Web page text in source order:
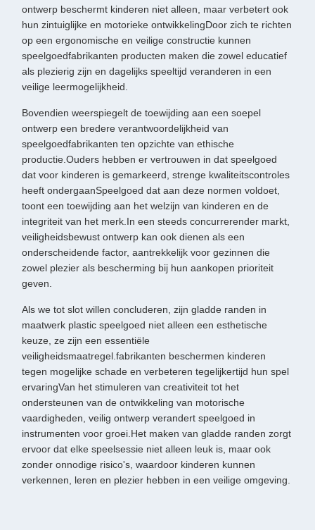
ontwerp beschermt kinderen niet alleen, maar verbetert ook
hun zintuiglijke en motorieke ontwikkelingDoor zich te richten
op een ergonomische en veilige constructie kunnen
speelgoedfabrikanten producten maken die zowel educatief
als plezierig zijn en dagelijks speeltijd veranderen in een
veilige leermogelijkheid.
Bovendien weerspiegelt de toewijding aan een soepel
ontwerp een bredere verantwoordelijkheid van
speelgoedfabrikanten ten opzichte van ethische
productie.Ouders hebben er vertrouwen in dat speelgoed
dat voor kinderen is gemarkeerd, strenge kwaliteitscontroles
heeft ondergaanSpeelgoed dat aan deze normen voldoet,
toont een toewijding aan het welzijn van kinderen en de
integriteit van het merk.In een steeds concurrerender markt,
veiligheidsbewust ontwerp kan ook dienen als een
onderscheidende factor, aantrekkelijk voor gezinnen die
zowel plezier als bescherming bij hun aankopen prioriteit
geven.
Als we tot slot willen concluderen, zijn gladde randen in
maatwerk plastic speelgoed niet alleen een esthetische
keuze, ze zijn een essentiële
veiligheidsmaatregel.fabrikanten beschermen kinderen
tegen mogelijke schade en verbeteren tegelijkertijd hun spel
ervaringVan het stimuleren van creativiteit tot het
ondersteunen van de ontwikkeling van motorische
vaardigheden, veilig ontwerp verandert speelgoed in
instrumenten voor groei.Het maken van gladde randen zorgt
ervoor dat elke speelsessie niet alleen leuk is, maar ook
zonder onnodige risico's, waardoor kinderen kunnen
verkennen, leren en plezier hebben in een veilige omgeving.